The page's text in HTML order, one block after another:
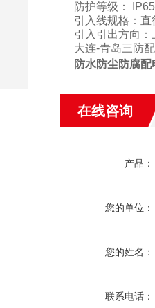
防护等级：
IP65
引入线规格：直
引入引出方向：
大连-青岛三防配
防水防尘防腐配
在线咨询
产品：
您的单位：
您的姓名：
联系电话：